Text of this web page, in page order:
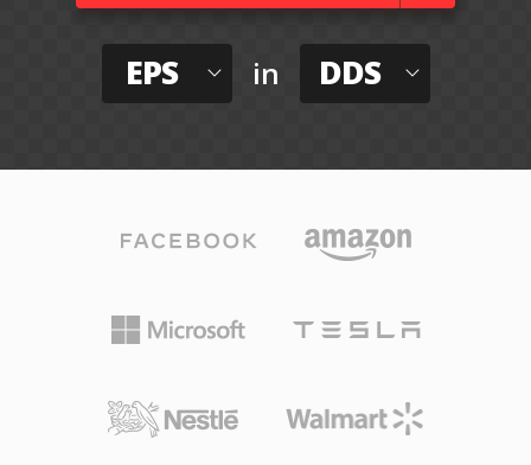
EPS in DDS